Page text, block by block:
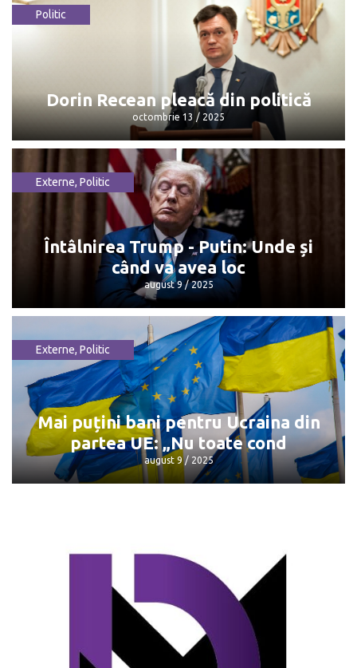
Maia Sandu: „Mulțumesc, Dorin, pentru
octombrie 13 / 2025
Politic
Dorin Recean pleacă din politică
octombrie 13 / 2025
Dorin Recean pleacă din politică
octombrie 13 / 2025
Externe, Politic
Întâlnirea Trump - Putin: Unde și
când va avea loc
august 9 / 2025
Întâlnirea Trump - Putin: Unde și când
va avea loc
august 9 / 2025
Externe, Politic
Mai puțini bani pentru Ucraina din
partea UE: „Nu toate cond
august 9 / 2025
Mai puțini bani pentru Ucraina din
partea UE: „Nu toate cond